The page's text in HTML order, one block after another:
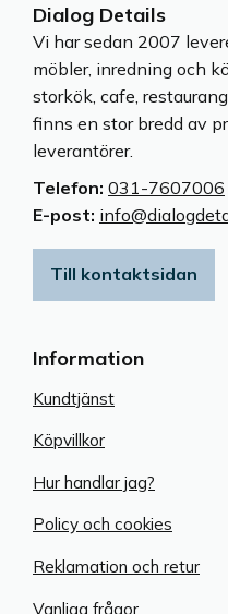
Information
Kundtjänst
Köpvillkor
Hur handlar jag?
Policy och cookies
Reklamation och retur
Vanliga frågor
Dialog Details
Vi har sedan 2007
möbler, inredning och
storkök, cafe,
finns en stor bredd av
leverantörer.
Telefon: 031-7607006
E-post:
Till kontaktsidan